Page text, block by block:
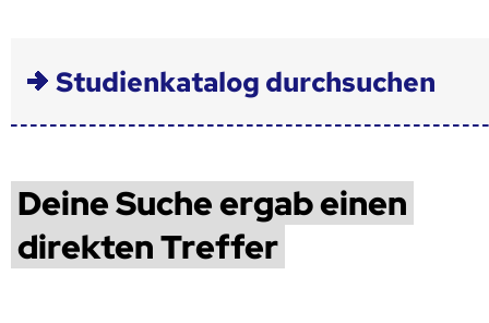
Studienkatalog durchsuchen
Deine Suche ergab einen
direkten Treffer